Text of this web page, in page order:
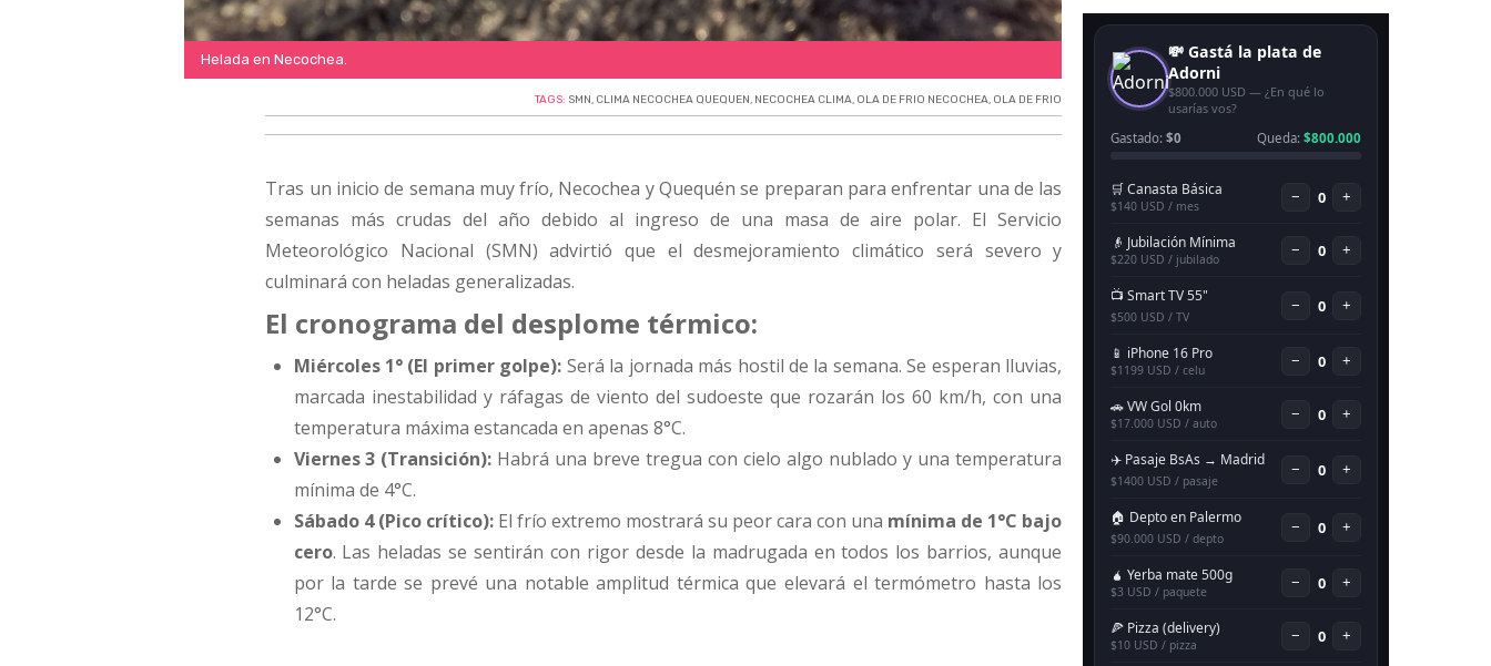
Helada en Necochea. Helada en Necochea.
TAGS: SMN, CLIMA NECOCHEA QUEQUEN, NECOCHEA CLIMA, OLA DE FRIO NECOCHEA, OLA DE FRIO
Tras un inicio de semana muy frío, Necochea y Quequén se preparan para enfrentar una de las
semanas más crudas del año debido al ingreso de una masa de aire polar. El Servicio
Meteorológico Nacional (SMN) advirtió que el desmejoramiento climático será severo y
culminará con heladas generalizadas.
El cronograma del desplome térmico:
Miércoles 1° (El primer golpe): Será la jornada más hostil de la semana. Se esperan lluvias,
marcada inestabilidad y ráfagas de viento del sudoeste que rozarán los 60 km/h, con una
temperatura máxima estancada en apenas 8°C.
Viernes 3 (Transición): Habrá una breve tregua con cielo algo nublado y una temperatura
mínima de 4°C.
Sábado 4 (Pico crítico):El frío extremo mostrará su peor cara con una mínima de 1°C bajo
cero. Las heladas se sentirán con rigor desde la madrugada en todos los barrios, aunque
por la tarde se prevé una notable amplitud térmica que elevará el termómetro hasta los
12°C.